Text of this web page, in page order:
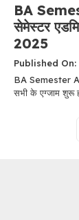
BA
सेमेस्टर
2025
Published
BA Semester
सभी के एग्जाम शुरू